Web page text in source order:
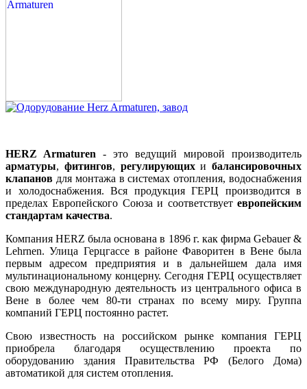
HERZ Armaturen - это ведущий мировой производитель
арматуры, фитингов, регулирующихи балансировочных
клапанов для монтажа в системах отопления, водоснабжения
и холодоснабжения. Вся продукция ГЕРЦ производится в
пределах Европейского Союза и соответствует европейским
стандартам качества.
Компания HERZ была основана в 1896 г. как фирма Gebauer &
Lehrnen. Улица Герцгассе в районе Фаворитен в Вене была
первым адресом предприятия и в дальнейшем дала имя
мультинациональному концерну. Сегодня ГЕРЦ осуществляет
свою международную деятельность из центрального офиса в
Вене в более чем 80-ти странах по всему миру. Группа
компаний ГЕРЦ постоянно растет.
Свою известность на российском рынке компания ГЕРЦ
приобрела благодаря осуществлению проекта по
оборудованию здания Правительства РФ (Белого Дома)
автоматикой для систем отопления.